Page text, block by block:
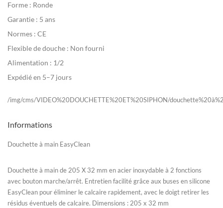
Forme : Ronde
Garantie : 5 ans
Normes : CE
Flexible de douche : Non fourni
Alimentation : 1/2
Expédié en 5–7 jours
/img/cms/VIDEO%20DOUCHETTE%20ET%20SIPHON/
Informations
Douchette à main EasyClean
Douchette à main de 205 X 32 mm en acier inoxydable à 2 fonctions
avec bouton marche/arrêt. Entretien facilité grâce aux buses en silicone
EasyClean pour éliminer le calcaire rapidement, avec le doigt retirer les
résidus éventuels de calcaire. Dimensions : 205 x 32 mm